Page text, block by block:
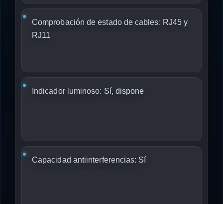
Comprobación de estado de cables: RJ45 y
RJ11
Indicador luminoso: Sí, dispone
Capacidad antiinterferencias: Sí